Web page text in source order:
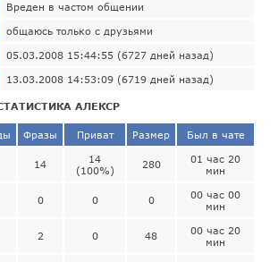
Вреден в частом общении
общаюсь только с друзьями
05.03.2008 15:44:55 (6727 дней назад)
13.03.2008 14:53:09 (6719 дней назад)
АЛЕКСР
Фразы Приват Размер Был в чате
14
14
(100%)
280
01 час 20
мин
0 0 0
00 час 00
мин
2 0 48
00 час 20
мин